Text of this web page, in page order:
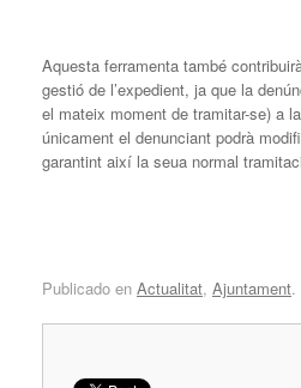
Aquesta ferramenta també
gestió de l’expedient, ja que la
el mateix moment de tramitar-se) a
únicament el denunciant podrà
garantint així la seua normal
Publicado en Actualitat, Ajuntament.